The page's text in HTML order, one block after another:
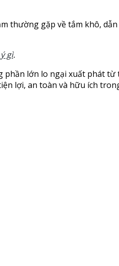
thường gặp về tắm khô,
gì.
lớn lo ngại xuất phát
lợi, an toàn và hữu ích